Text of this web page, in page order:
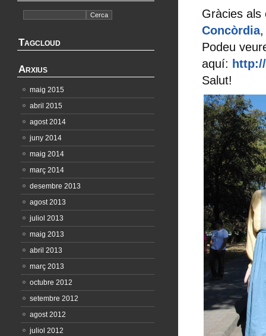
Gràcies
Concòrdia,
Podeu
aquí:
Salut!
Tagcloud
Arxius
maig 2015
abril 2015
agost 2014
juny 2014
maig 2014
març 2014
desembre 2013
agost 2013
juliol 2013
maig 2013
abril 2013
març 2013
octubre 2012
setembre 2012
agost 2012
juliol 2012